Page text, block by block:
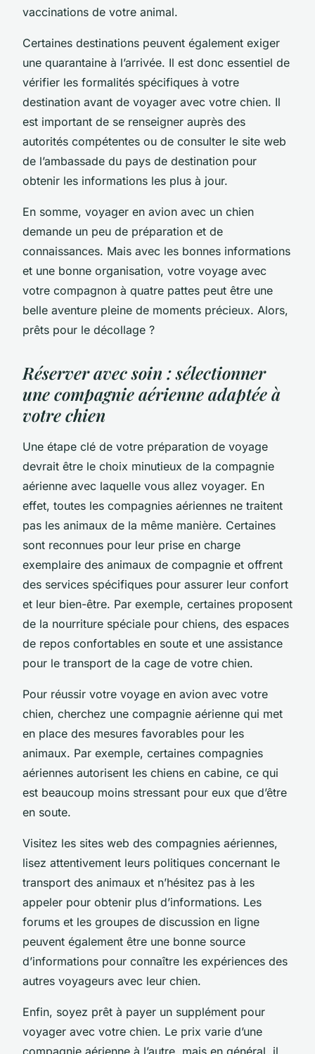
vaccinations de votre animal.
Certaines destinations peuvent également exiger
une quarantaine à l’arrivée. Il est donc essentiel de
vérifier les formalités spécifiques à votre
destination avant de voyager avec votre chien. Il
est important de se renseigner auprès des
autorités compétentes ou de consulter le site web
de l’ambassade du pays de destination pour
obtenir les informations les plus à jour.
En somme, voyager en avion avec un chien
demande un peu de préparation et de
connaissances. Mais avec les bonnes informations
et une bonne organisation, votre voyage avec
votre compagnon à quatre pattes peut être une
belle aventure pleine de moments précieux. Alors,
prêts pour le décollage ?
Réserver avec soin : sélectionner
une compagnie aérienne adaptée à
votre chien
Une étape clé de votre préparation de voyage
devrait être le choix minutieux de la compagnie
aérienne avec laquelle vous allez voyager. En
effet, toutes les compagnies aériennes ne traitent
pas les animaux de la même manière. Certaines
sont reconnues pour leur prise en charge
exemplaire des animaux de compagnie et offrent
des services spécifiques pour assurer leur confort
et leur bien-être. Par exemple, certaines proposent
de la nourriture spéciale pour chiens, des espaces
de repos confortables en soute et une assistance
pour le transport de la cage de votre chien.
Pour réussir votre voyage en avion avec votre
chien, cherchez une compagnie aérienne qui met
en place des mesures favorables pour les
animaux. Par exemple, certaines compagnies
aériennes autorisent les chiens en cabine, ce qui
est beaucoup moins stressant pour eux que d’être
en soute.
Visitez les sites web des compagnies aériennes,
lisez attentivement leurs politiques concernant le
transport des animaux et n’hésitez pas à les
appeler pour obtenir plus d’informations. Les
forums et les groupes de discussion en ligne
peuvent également être une bonne source
d’informations pour connaître les expériences des
autres voyageurs avec leur chien.
Enfin, soyez prêt à payer un supplément pour
voyager avec votre chien. Le prix varie d’une
compagnie aérienne à l’autre, mais en général, il